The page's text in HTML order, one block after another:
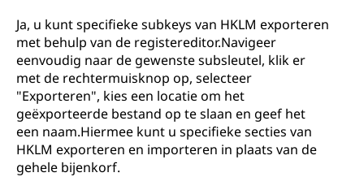
Ja, u kunt specifieke subkeys van HKLM exporteren
met behulp van de registereditor.Navigeer
eenvoudig naar de gewenste subsleutel, klik er
met de rechtermuisknop op, selecteer
"Exporteren", kies een locatie om het
geëxporteerde bestand op te slaan en geef het
een naam.Hiermee kunt u specifieke secties van
HKLM exporteren en importeren in plaats van de
gehele bijenkorf.